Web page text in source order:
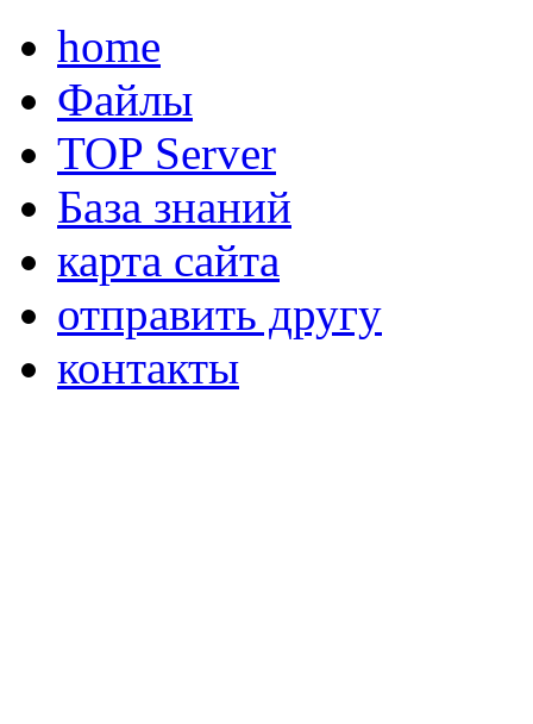
home
Файлы
TOP Server
База знаний
карта сайта
отправить другу
контакты